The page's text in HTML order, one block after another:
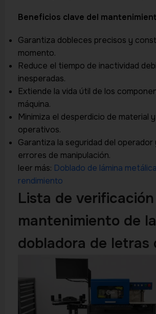
Beneficios clave del
Garantiza dobleces precisos y
momento.
Reduce el tiempo de inactividad
inesperadas.
Extiende la vida útil de los
máquina.
Minimiza el desperdicio de material
operativos.
Garantiza la seguridad del operador
errores de manipulación.
leer más: Doblado de lámina
rendimiento
Lista de
mantenimiento de la
dobladora de letras